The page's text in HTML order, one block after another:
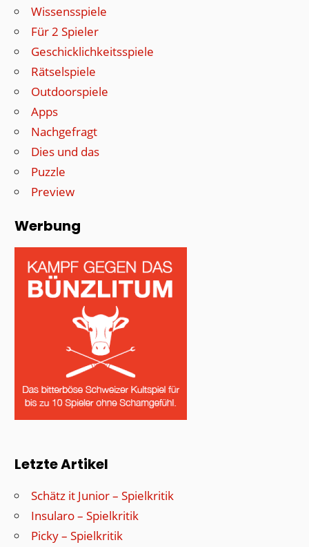
Wissensspiele
Für 2 Spieler
Geschicklichkeitsspiele
Rätselspiele
Outdoorspiele
Apps
Nachgefragt
Dies und das
Puzzle
Preview
Werbung
Letzte Artikel
Schätz it Junior – Spielkritik
Insularo – Spielkritik
Picky – Spielkritik